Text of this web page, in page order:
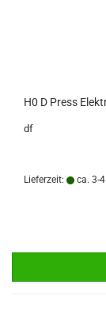
H0 D Press
df
Lieferzeit: ca. 3-